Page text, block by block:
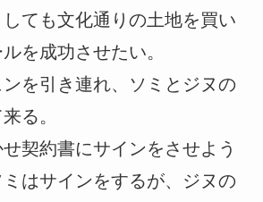
ても文化通りの土地を買い
を成功させたい。
を引き連れ、ソミとジヌの
る。
契約書にサインをさせよう
はサインをするが、ジヌの